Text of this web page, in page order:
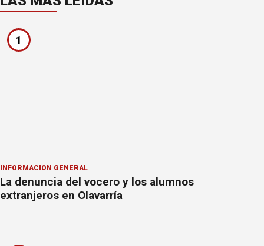
1
INFORMACION GENERAL
La denuncia del vocero y los alumnos
extranjeros en Olavarría